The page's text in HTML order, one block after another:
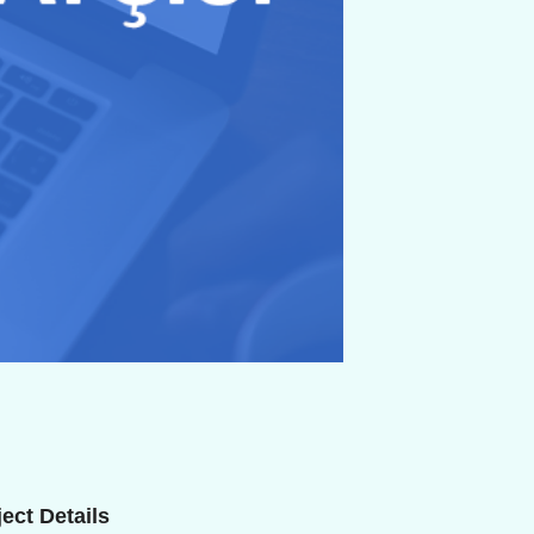
Details